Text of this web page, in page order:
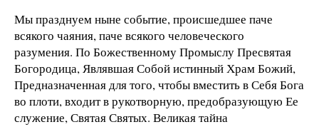
Мы празднуем ныне событие, происшедшее паче
всякого чаяния, паче всякого человеческого
разумения. По Божественному Промыслу Пресвятая
Богородица, Являвшая Собой истинный Храм Божий,
Предназначенная для того, чтобы вместить в Себя Бога
во плоти, входит в рукотворную, предобразующую Ее
служение, Святая Святых. Великая тайна